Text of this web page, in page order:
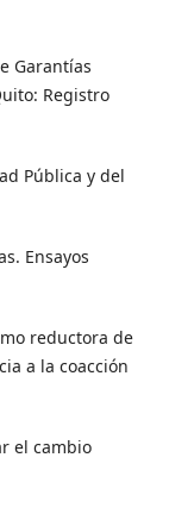
Garantías
Registro
Pública y del
Ensayos
reductora de
a la coacción
el cambio